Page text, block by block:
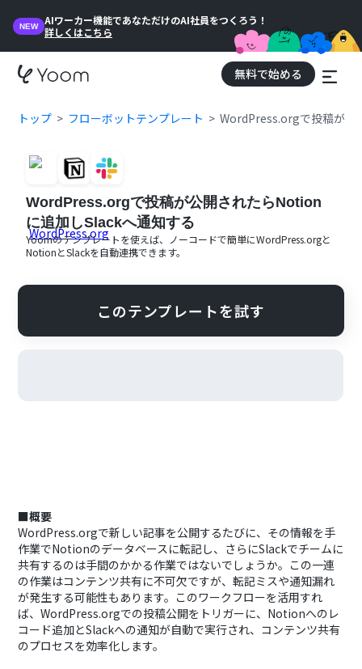
NEW
AIワーカー機能であなただけのAI社員をつくろう！
詳しくはこちら
無料で始める
トップ フローボットテンプレート WordPress.orgで投稿が公
WordPress.orgで投稿が公開されたらNotion
に追加しSlackへ通知する
Yoomのテンプレートを使えば、ノーコードで簡単にWordPress.orgと
NotionとSlackを自動連携できます。
このテンプレートを試す
■概要
WordPress.orgで新しい記事を公開するたびに、その情報を手
作業でNotionのデータベースに転記し、さらにSlackでチームに
共有するのは手間のかかる作業ではないでしょうか。この一連
の作業はコンテンツ共有に不可欠ですが、転記ミスや通知漏れ
が発生する可能性もあります。このワークフローを活用すれ
ば、WordPress.orgでの投稿公開をトリガーに、Notionへのレ
コード追加とSlackへの通知が自動で実行され、コンテンツ共有
のプロセスを効率化します。